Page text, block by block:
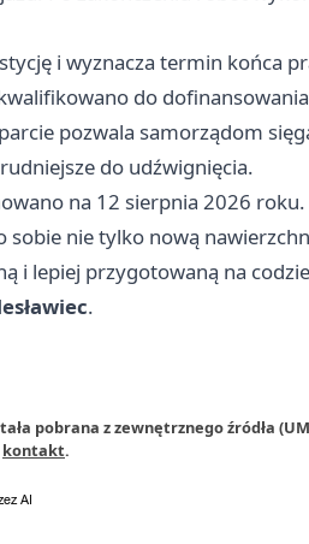
i wyznacza termin końca
do
pozwala samorządom
do udźwignięcia.
na 12 sierpnia 2026 roku.
nie tylko nową
i lepiej przygotowaną na
.
pobrana z zewnętrznego źródła
kontakt.